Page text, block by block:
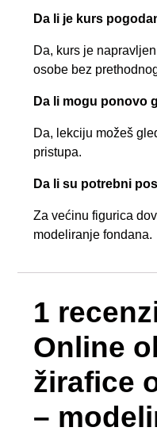
Da li je kurs
Da, kurs je
osobe bez
Da li mogu ponovo
Da, lekciju možeš
pristupa.
Da li su potrebni
Za većinu figurica
modeliranje fondana.
1
Online
žirafice
–